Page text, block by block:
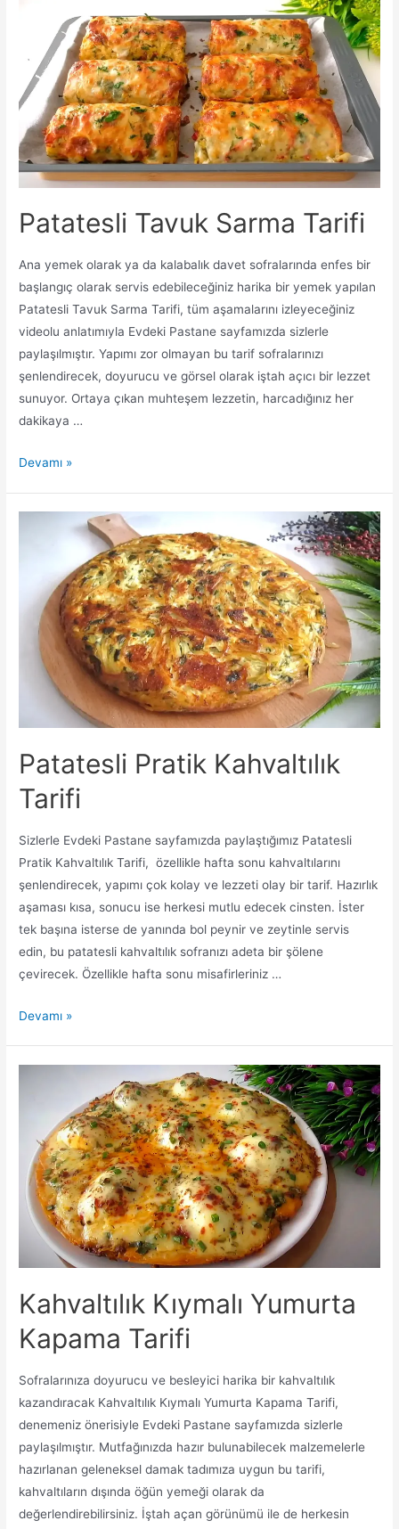
Patatesli Tavuk Sarma Tarifi
Ana yemek olarak ya da kalabalık davet sofralarında enfes bir
başlangıç olarak servis edebileceğiniz harika bir yemek yapılan
Patatesli Tavuk Sarma Tarifi, tüm aşamalarını izleyeceğiniz
videolu anlatımıyla Evdeki Pastane sayfamızda sizlerle
paylaşılmıştır. Yapımı zor olmayan bu tarif sofralarınızı
şenlendirecek, doyurucu ve görsel olarak iştah açıcı bir lezzet
sunuyor. Ortaya çıkan muhteşem lezzetin, harcadığınız her
dakikaya …
Patatesli
Devamı »
Patatesli Pratik Kahvaltılık
Tarifi
Sizlerle Evdeki Pastane sayfamızda paylaştığımız Patatesli
Pratik Kahvaltılık Tarifi, özellikle hafta sonu kahvaltılarını
şenlendirecek, yapımı çok kolay ve lezzeti olay bir tarif. Hazırlık
aşaması kısa, sonucu ise herkesi mutlu edecek cinsten. İster
tek başına isterse de yanında bol peynir ve zeytinle servis
edin, bu patatesli kahvaltılık sofranızı adeta bir şölene
çevirecek. Özellikle hafta sonu misafirleriniz …
Patatesli
Devamı »
Kahvaltılık Kıymalı Yumurta
Kapama Tarifi
Sofralarınıza doyurucu ve besleyici harika bir kahvaltılık
kazandıracak Kahvaltılık Kıymalı Yumurta Kapama Tarifi,
denemeniz önerisiyle Evdeki Pastane sayfamızda sizlerle
paylaşılmıştır. Mutfağınızda hazır bulunabilecek malzemelerle
hazırlanan geleneksel damak tadımıza uygun bu tarifi,
kahvaltıların dışında öğün yemeği olarak da
değerlendirebilirsiniz. İştah açan görünümü ile de herkesin